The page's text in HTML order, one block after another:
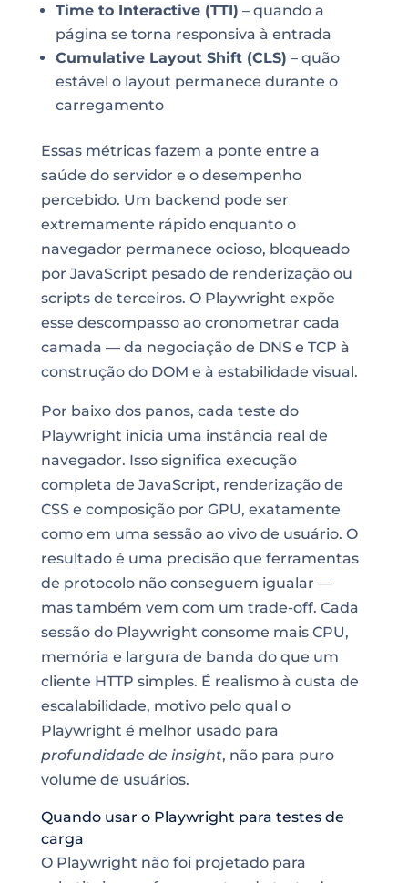
Time to Interactive (TTI) – quando a
página se torna responsiva à entrada
Cumulative Layout Shift (CLS) – quão
estável o layout permanece durante o
carregamento
Essas métricas fazem a ponte entre a
saúde do servidor e o desempenho
percebido. Um backend pode ser
extremamente rápido enquanto o
navegador permanece ocioso, bloqueado
por JavaScript pesado de renderização ou
scripts de terceiros. O Playwright expõe
esse descompasso ao cronometrar cada
camada — da negociação de DNS e TCP à
construção do DOM e à estabilidade visual.
Por baixo dos panos, cada teste do
Playwright inicia uma instância real de
navegador. Isso significa execução
completa de JavaScript, renderização de
CSS e composição por GPU, exatamente
como em uma sessão ao vivo de usuário. O
resultado é uma precisão que ferramentas
de protocolo não conseguem igualar —
mas também vem com um trade-off. Cada
sessão do Playwright consome mais CPU,
memória e largura de banda do que um
cliente HTTP simples. É realismo à custa de
escalabilidade, motivo pelo qual o
Playwright é melhor usado para
profundidade de insight, não para puro
volume de usuários.
Quando usar o Playwright para testes de
carga
O Playwright não foi projetado para